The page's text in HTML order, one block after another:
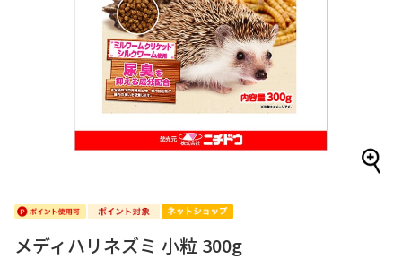
メディハリネズミ 小粒 300g